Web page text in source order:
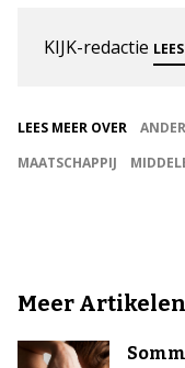
KIJK-redactie
LEES MEER OVER
MAATSCHAPPIJ
Meer Artikelen